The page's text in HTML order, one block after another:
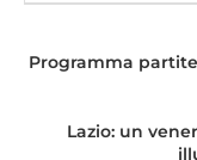
Programma
Lazio: un